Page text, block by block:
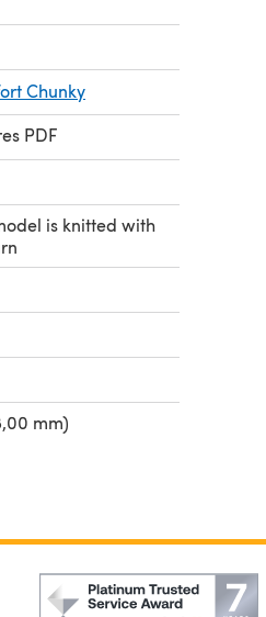
Chunky
PDF
is knitted with
mm)